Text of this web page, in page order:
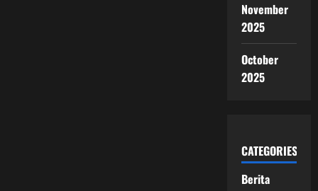
November
2025
October
2025
CATEGORIES
Berita